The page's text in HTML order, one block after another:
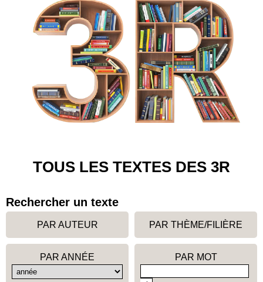
TOUS LES TEXTES DES 3R
Rechercher un texte
PAR AUTEUR PAR THÈME/FILIÈRE
PAR ANNÉE PAR MOT